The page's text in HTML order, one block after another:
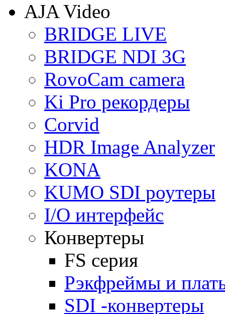
AJA Video
BRIDGE LIVE
BRIDGE NDI 3G
RovoCam camera
Ki Pro рекордеры
Corvid
HDR Image Analyzer
KONA
KUMO SDI роутеры
I/O интерфейс
Конвертеры
FS серия
Рэкфреймы и
SDI -конвертеры